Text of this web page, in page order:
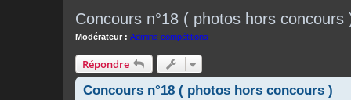
Concours n°18 ( photos hors concours
Modérateur : Admins compétitions
Répondre
Concours n°18 ( photos hors concours )